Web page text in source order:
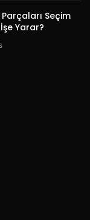
Seçim
Yarar?